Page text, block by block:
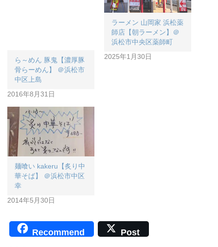
ら～めん 豚鬼【濃厚豚
骨らーめん】 ＠浜松市
中区上島
2016年8月31日
ラーメン 山岡家 浜松薬
師店【朝ラーメン】＠
浜松市中央区薬師町
2025年1月30日
麺喰い kakeru【炙り中
華そば】 ＠浜松市中区
幸
2014年5月30日
Recommend Post